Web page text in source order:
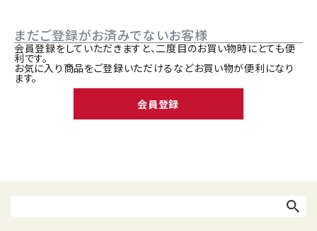
まだご登録がお済みでないお客様
会員登録をしていただきますと、二度目のお買い物時にとても便
利です。
お気に入り商品をご登録いただけるなどお買い物が便利になり
ます。
会員登録